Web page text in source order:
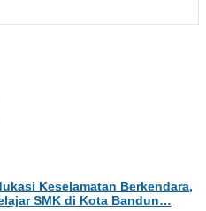
Keselamatan Berkendara,
SMK di Kota Bandun…